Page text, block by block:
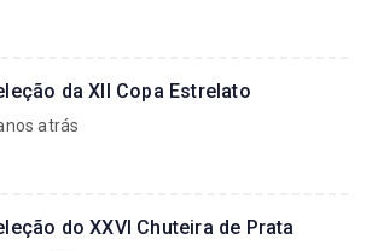
da XII Copa Estrelato
atrás
do XXVI Chuteira de Prata